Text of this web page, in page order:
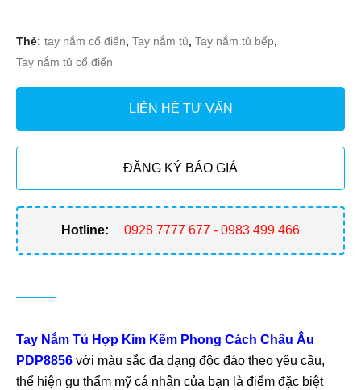
Thẻ: tay nắm cổ điển, Tay nắm tủ, Tay nắm tủ bếp,
Tay nắm tủ cổ điển
LIÊN HỆ TƯ VẤN
ĐĂNG KÝ BÁO GIÁ
Hotline: 0928 7777 677 - 0983 499 466
Tay Nắm Tủ Hợp Kim Kẽm Phong Cách Châu Âu
PDP8856 với màu sắc đa dạng độc đáo theo yêu cầu,
thể hiện gu thẩm mỹ cá nhân của bạn là điểm đặc biệt